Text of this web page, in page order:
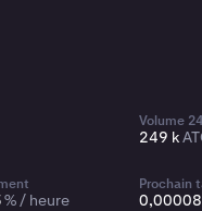
Volume
249 k
% / heure
Prochain